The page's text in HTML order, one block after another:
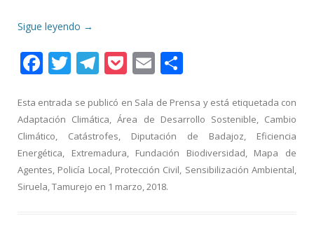
Sigue leyendo →
F
e
b
o
o
k
T
itt
er
T
e
gr
a
m
P
ck
et
E
ai
l
m
p
ar
ti
Esta entrada se publicó en Sala de Prensa y está etiquetada con
Adaptación Climática,Área de Desarrollo Sostenible, Cambio
Climático, Catástrofes, Diputación de Badajoz, Eficiencia
Energética, Extremadura, Fundación Biodiversidad, Mapa de
Agentes, Policía Local, Protección Civil, Sensibilización Ambiental,
Siruela,Tamurejo en 1 marzo, 2018.